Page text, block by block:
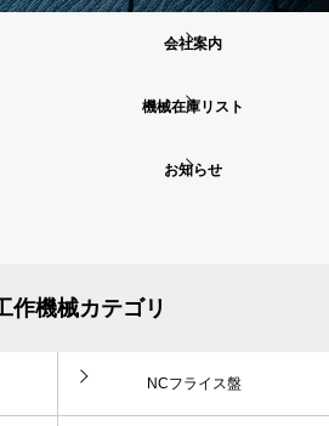
会社案内
機械在庫リスト
お知らせ
作機械カテゴリ
NCフライス盤